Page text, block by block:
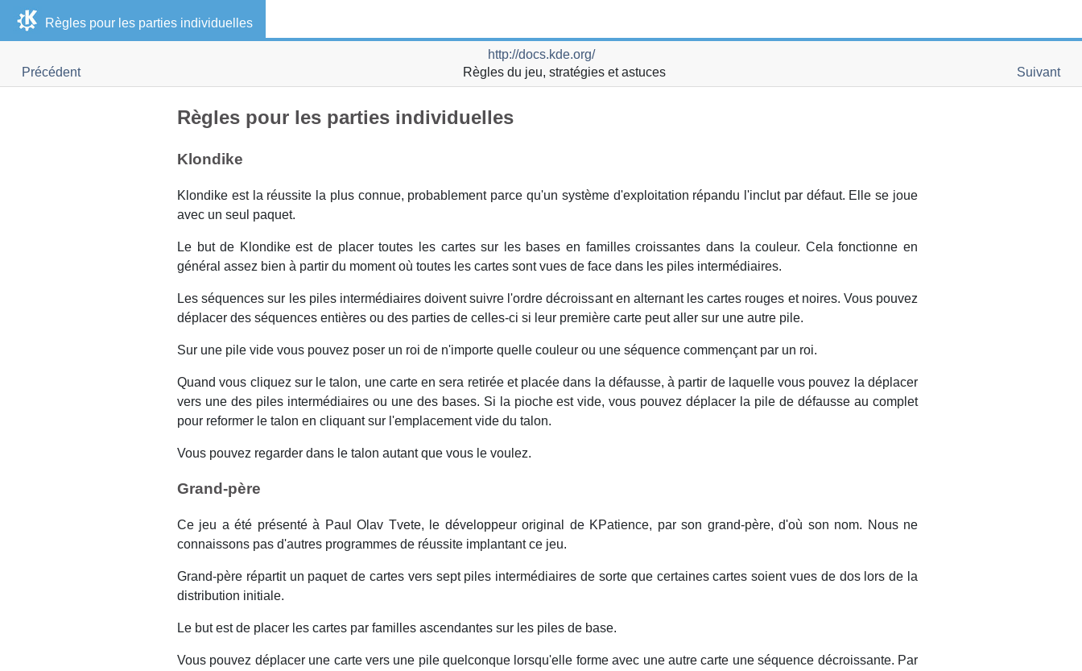
Règles pour les parties individuelles
http://docs.kde.org/
Précédent
Règles du jeu, stratégies et astuces Suivant
Règles pour les parties individuelles
Klondike
Klondike est la réussite la plus connue, probablement parce qu'un système d'exploitation répandu l'inclut par défaut. Elle se joue
avec un seul paquet.
Le but de Klondike est de placer toutes les cartes sur les bases en familles croissantes dans la couleur. Cela fonctionne en
général assez bien à partir du moment où toutes les cartes sont vues de face dans les piles intermédiaires.
Les séquences sur les piles intermédiaires doivent suivre l'ordre décroissant en alternant les cartes rouges et noires. Vous pouvez
déplacer des séquences entières ou des parties de celles-ci si leur première carte peut aller sur une autre pile.
Sur une pile vide vous pouvez poser un roi de n'importe quelle couleur ou une séquence commençant par un roi.
Quand vous cliquez sur le talon, une carte en sera retirée et placée dans la défausse, à partir de laquelle vous pouvez la déplacer
vers une des piles intermédiaires ou une des bases. Si la pioche est vide, vous pouvez déplacer la pile de défausse au complet
pour reformer le talon en cliquant sur l'emplacement vide du talon.
Vous pouvez regarder dans le talon autant que vous le voulez.
Grand-père
Ce jeu a été présenté à Paul Olav Tvete, le développeur original de KPatience, par son grand-père, d'où son nom. Nous ne
connaissons pas d'autres programmes de réussite implantant ce jeu.
Grand-père répartit un paquet de cartes vers sept piles intermédiaires de sorte que certaines cartes soient vues de dos lors de la
distribution initiale.
Le but est de placer les cartes par familles ascendantes sur les piles de base.
Vous pouvez déplacer une carte vers une pile quelconque lorsqu'elle forme avec une autre carte une séquence décroissante. Par